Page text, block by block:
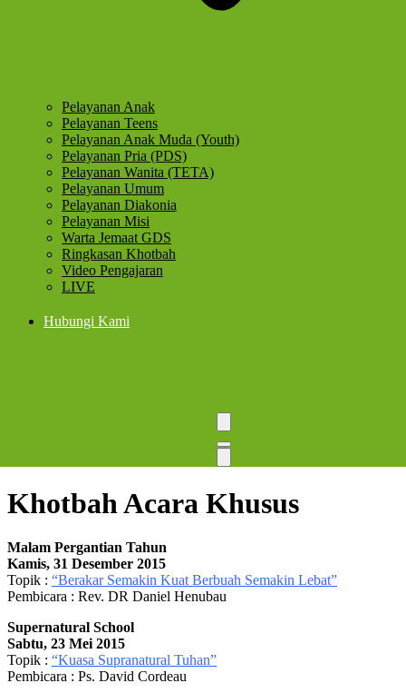
Pelayanan Anak
Pelayanan Teens
Pelayanan Anak Muda (Youth)
Pelayanan Pria (PDS)
Pelayanan Wanita (TETA)
Pelayanan Umum
Pelayanan Diakonia
Pelayanan Misi
Warta Jemaat GDS
Ringkasan Khotbah
Video Pengajaran
LIVE
Hubungi Kami
Open
menu
Close
menu
Khotbah Acara Khusus
Malam Pergantian Tahun
Kamis, 31 Desember 2015
Topik : “Berakar Semakin Kuat Berbuah Semakin Lebat”
Pembicara : Rev. DR Daniel Henubau
Supernatural School
Sabtu, 23 Mei 2015
Topik : “Kuasa Supranatural Tuhan”
Pembicara : Ps. David Cordeau